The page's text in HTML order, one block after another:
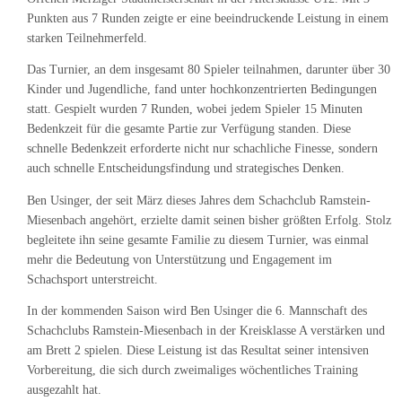
Punkten aus 7 Runden zeigte er eine beeindruckende Leistung in einem
starken Teilnehmerfeld.
Das Turnier, an dem insgesamt 80 Spieler teilnahmen, darunter über 30
Kinder und Jugendliche, fand unter hochkonzentrierten Bedingungen
statt. Gespielt wurden 7 Runden, wobei jedem Spieler 15 Minuten
Bedenkzeit für die gesamte Partie zur Verfügung standen. Diese
schnelle Bedenkzeit erforderte nicht nur schachliche Finesse, sondern
auch schnelle Entscheidungsfindung und strategisches Denken.
Ben Usinger, der seit März dieses Jahres dem Schachclub Ramstein-
Miesenbach angehört, erzielte damit seinen bisher größten Erfolg. Stolz
begleitete ihn seine gesamte Familie zu diesem Turnier, was einmal
mehr die Bedeutung von Unterstützung und Engagement im
Schachsport unterstreicht.
In der kommenden Saison wird Ben Usinger die 6. Mannschaft des
Schachclubs Ramstein-Miesenbach in der Kreisklasse A verstärken und
am Brett 2 spielen. Diese Leistung ist das Resultat seiner intensiven
Vorbereitung, die sich durch zweimaliges wöchentliches Training
ausgezahlt hat.